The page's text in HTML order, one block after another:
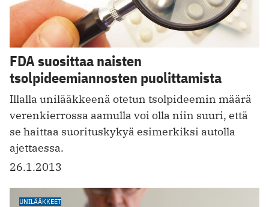
FDA suosittaa naisten
tsolpideemiannosten puolittamista
Illalla unilääkkeenä otetun tsolpideemin määrä
verenkierrossa aamulla voi olla niin suuri, että
se haittaa suorituskykyä esimerkiksi autolla
ajettaessa.
26.1.2013
UNILÄÄKKEET